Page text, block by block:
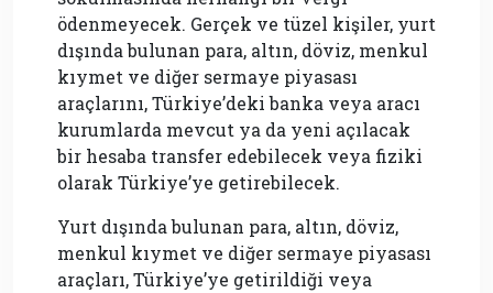
ödenmeyecek. Gerçek ve tüzel kişiler, yurt
dışında bulunan para, altın, döviz, menkul
kıymet ve diğer sermaye piyasası
araçlarını, Türkiye’deki banka veya aracı
kurumlarda mevcut ya da yeni açılacak
bir hesaba transfer edebilecek veya fiziki
olarak Türkiye’ye getirebilecek.
Yurt dışında bulunan para, altın, döviz,
menkul kıymet ve diğer sermaye piyasası
araçları, Türkiye’ye getirildiği veya